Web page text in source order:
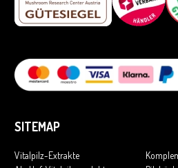
SITEMAP
Vitalpilz-Extrakte